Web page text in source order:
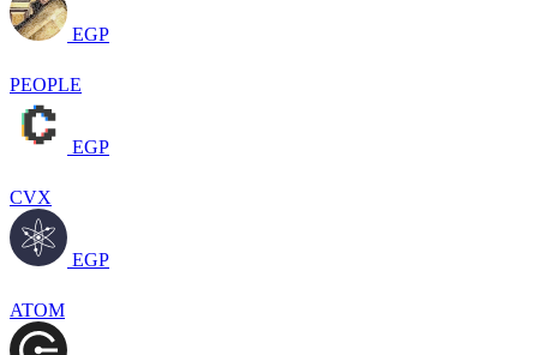
EGP
PEOPLE
EGP
CVX
EGP
ATOM